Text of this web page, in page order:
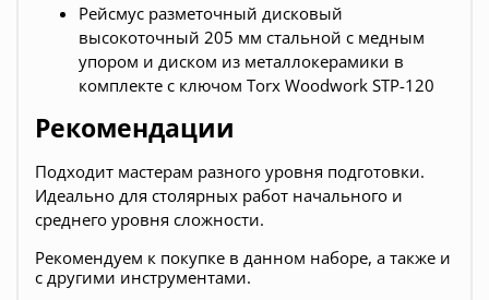
Рейсмус разметочный дисковый
высокоточный 205 мм стальной с медным
упором и диском из металлокерамики в
комплекте с ключом Torx Woodwork STP-120
Рекомендации
Подходит мастерам разного уровня подготовки.
Идеально для столярных работ начального и
среднего уровня сложности.
Рекомендуем к покупке в данном наборе, а также и
с другими инструментами.